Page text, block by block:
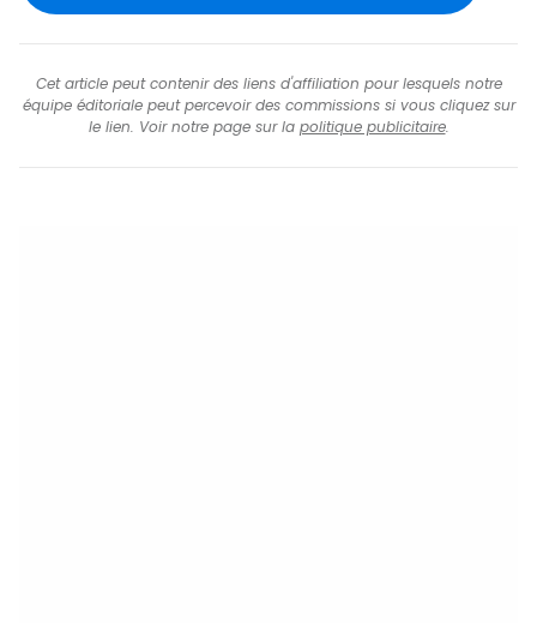
Cet article peut contenir des liens d'affiliation pour lesquels notre
équipe éditoriale peut percevoir des commissions si vous cliquez sur
le lien. Voir notre page sur la politique publicitaire.